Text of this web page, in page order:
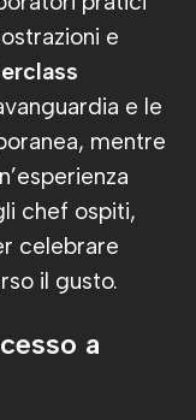
e
e le
mentre
chef ospiti,
celebrare
il gusto.
a